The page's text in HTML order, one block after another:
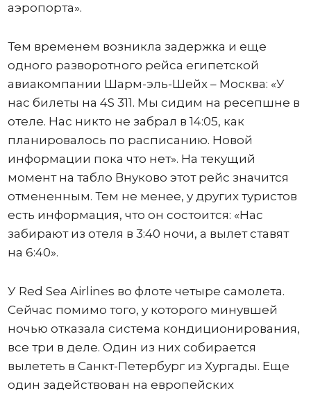
аэропорта».
Тем временем возникла задержка и еще
одного разворотного рейса египетской
авиакомпании Шарм-эль-Шейх – Москва: «У
нас билеты на 4S 311. Мы сидим на ресепшне в
отеле. Нас никто не забрал в 14:05, как
планировалось по расписанию. Новой
информации пока что нет». На текущий
момент на табло Внуково этот рейс значится
отмененным. Тем не менее, у других туристов
есть информация, что он состоится: «Нас
забирают из отеля в 3:40 ночи, а вылет ставят
на 6:40».
У Red Sea Airlines во флоте четыре самолета.
Сейчас помимо того, у которого минувшей
ночью отказала система кондиционирования,
все три в деле. Один из них собирается
вылететь в Санкт-Петербург из Хургады. Еще
один задействован на европейских